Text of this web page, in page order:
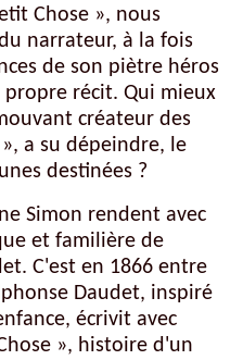
Chose », nous
narrateur, à la fois
de son piètre héros
récit. Qui mieux
créateur des
a su dépeindre, le
destinées ?
Simon rendent avec
et familière de
C'est en 1866 entre
Daudet, inspiré
écrivit avec
», histoire d'un